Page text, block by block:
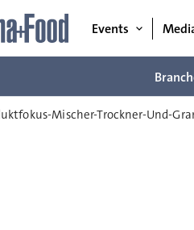
Events
Mischer-Trockner-Und-